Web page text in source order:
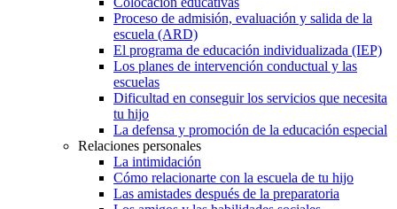
Proceso de admisión, evaluación y salida de la
escuela (ARD)
El programa de educación individualizada (IEP)
Los planes de intervención conductual y las
escuelas
Dificultad en conseguir los servicios que necesita
tu hijo
La defensa y promoción de la educación especial
Relaciones personales
La intimidación
Cómo relacionarte con la escuela de tu hijo
Las amistades después de la preparatoria